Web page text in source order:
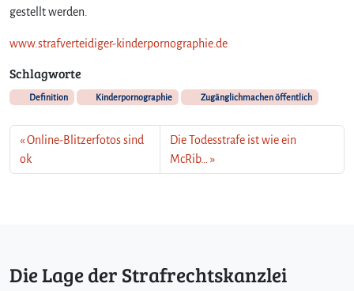
gestellt werden.
www.strafverteidiger-kinderpornographie.de
Schlagworte
Definition Kinderpornographie Zugänglichmachen öffentlich
Online-Blitzerfotos sind
ok
Die Todesstrafe ist wie ein
McRib…
Die Lage der Strafrechtskanzlei